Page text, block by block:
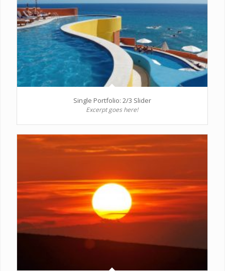
Single Portfolio: 2/3 Slider
Excerpt goes here!